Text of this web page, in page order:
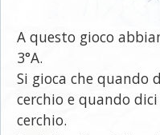
A questo gioco
3°A.
Si gioca che quando
cerchio e quando
cerchio.